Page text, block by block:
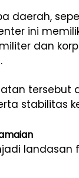
daerah,
ini
dan
tersebut
stabilitas